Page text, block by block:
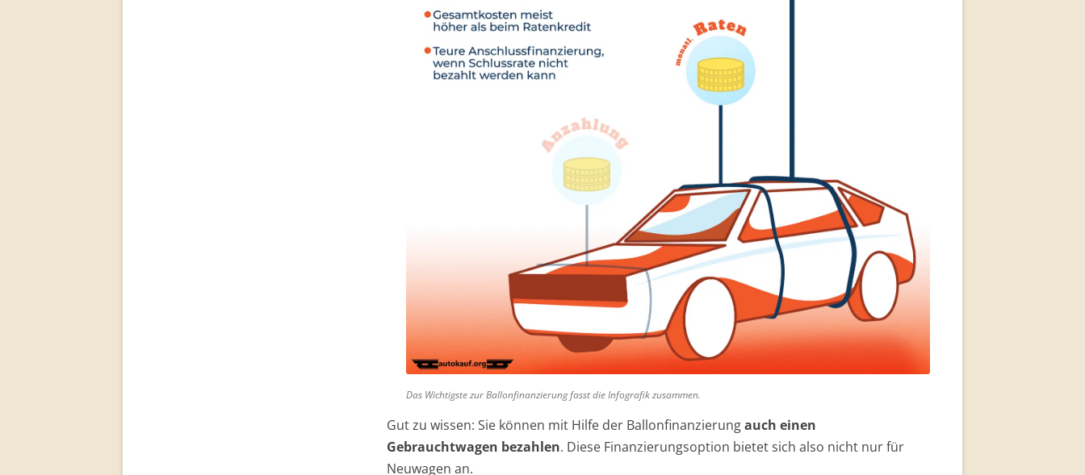
Das Wichtigste zur Ballonfinanzierung fasst die Infografik zusammen.
Gut zu wissen: Sie können mit Hilfe der Ballonfinanzierungauch einen
Gebrauchtwagen bezahlen. Diese Finanzierungsoption bietet sich also nicht nur für
Neuwagen an.
Unterschied zwischen der Ballonfinanzierung fürs Auto und dem Leasing